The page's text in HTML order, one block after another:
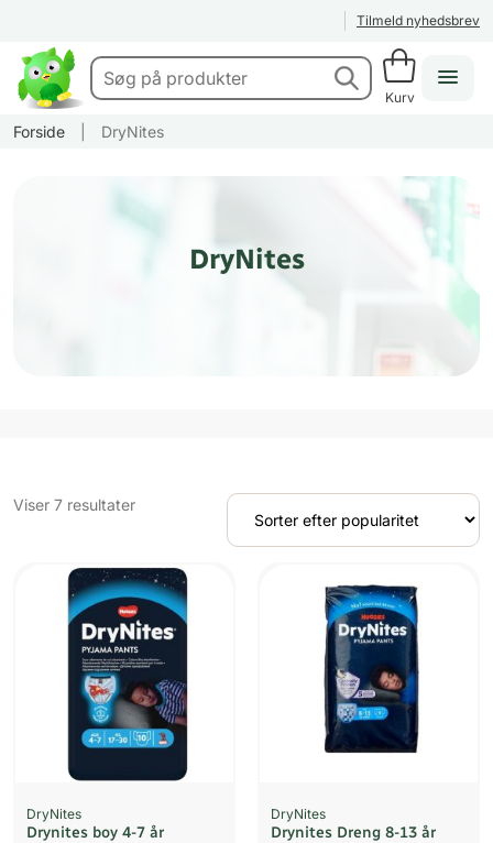
Tilmeld nyhedsbrev
Kurv
Forside DryNites
DryNites
Viser 7 resultaterSorteret
DryNites
Drynites boy 4-7 år
DryNites
Drynites Dreng 8-13 år